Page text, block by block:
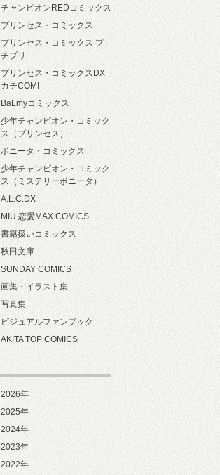
チャンピオンREDコミックス
プリンセス・コミックス
プリンセス・コミックス プ
チプリ
プリンセス・コミックスDX
カチCOMI
BaLmyコミックス
少年チャンピオン・コミック
ス（プリンセス）
ボニータ・コミックス
少年チャンピオン・コミック
ス（ミステリーボニータ）
A.L.C.DX
MIU 恋愛MAX COMICS
書籍扱いコミックス
秋田文庫
SUNDAY COMICS
画集・イラスト集
写真集
ビジュアルファンブック
AKITA TOP COMICS
2026年
2025年
2024年
2023年
2022年